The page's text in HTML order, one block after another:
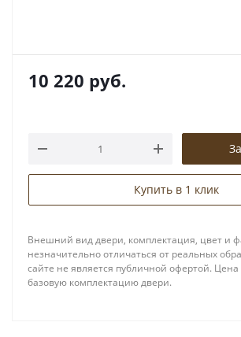
10 220 руб.
Купить в 1 клик
Внешний вид двери, комплектация, цвет и
незначительно отличаться от реальных
сайте не является публичной офертой. Цена
базовую комплектацию двери.